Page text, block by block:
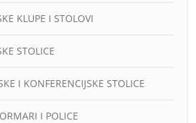
KLUPE I STOLOVI
STOLICE
I KONFERENCIJSKE STOLICE
I POLICE